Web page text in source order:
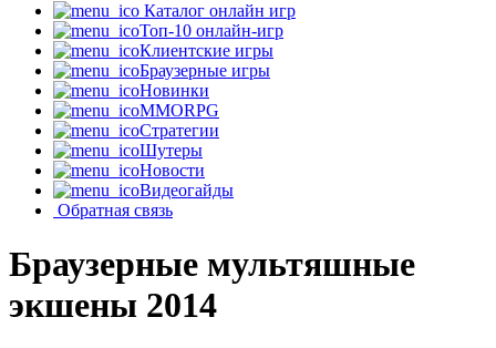
Каталог онлайн игр
Топ-10 онлайн-игр
Клиентские игры
Браузерные игры
Новинки
MMORPG
Стратегии
Шутеры
Новости
Видеогайды
Обратная связь
Браузерные мультяшные
экшены 2014